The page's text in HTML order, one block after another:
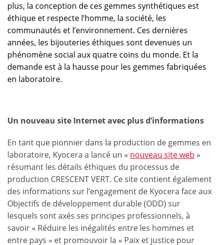
plus, la conception de ces gemmes synthétiques est
éthique et respecte l’homme, la société, les
communautés et l’environnement. Ces dernières
années, les bijouteries éthiques sont devenues un
phénomène social aux quatre coins du monde. Et la
demande est à la hausse pour les gemmes fabriquées
en laboratoire.
Un nouveau site Internet avec plus d’informations
En tant que pionnier dans la production de gemmes en
laboratoire, Kyocera a lancé un « nouveau site web »
résumant les détails éthiques du processus de
production CRESCENT VERT. Ce site contient également
des informations sur l’engagement de Kyocera face aux
Objectifs de développement durable (ODD) sur
lesquels sont axés ses principes professionnels, à
savoir « Réduire les inégalités entre les hommes et
entre pays » et promouvoir la « Paix et justice pour